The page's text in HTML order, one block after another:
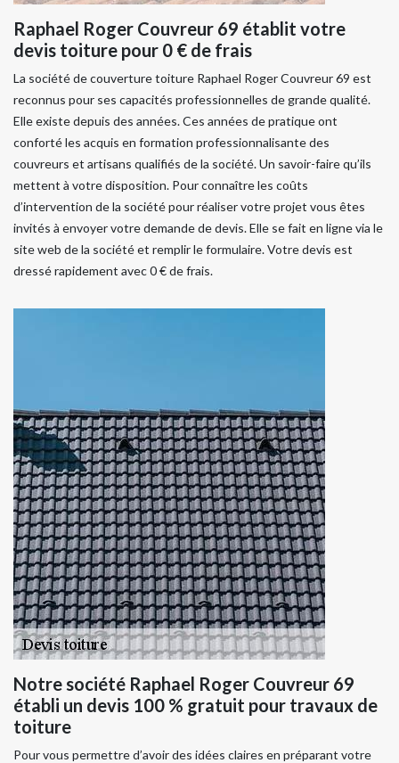
Raphael Roger Couvreur 69 établit votre
devis toiture pour 0 € de frais
La société de couverture toiture Raphael Roger Couvreur 69 est
reconnus pour ses capacités professionnelles de grande qualité.
Elle existe depuis des années. Ces années de pratique ont
conforté les acquis en formation professionnalisante des
couvreurs et artisans qualifiés de la société. Un savoir-faire qu’ils
mettent à votre disposition. Pour connaître les coûts
d’intervention de la société pour réaliser votre projet vous êtes
invités à envoyer votre demande de devis. Elle se fait en ligne via le
site web de la société et remplir le formulaire. Votre devis est
dressé rapidement avec 0 € de frais.
Notre société Raphael Roger Couvreur 69
établi un devis 100 % gratuit pour travaux de
toiture
Pour vous permettre d’avoir des idées claires en préparant votre